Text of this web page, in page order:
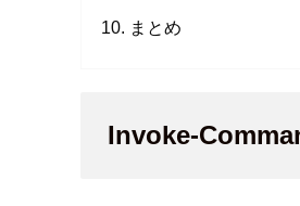
まとめ
Invoke-